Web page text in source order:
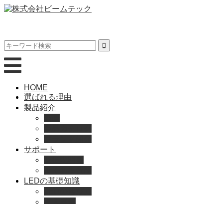
HOME
選ばれる理由
製品紹介
サポート
LEDの基礎知識